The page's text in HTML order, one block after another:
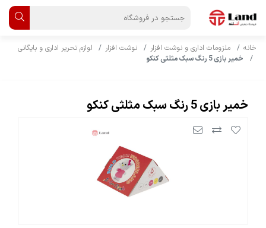
خانه ملزومات اداری و نوشت افزار نوشت افزار
لوازم تحریر اداری و بایگانی
خمیر بازی 5 رنگ سبک مثلثی کنکو
خمیر بازی 5 رنگ سبک مثلثی کنکو